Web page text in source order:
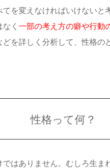
を変えなければいけないと
く 一部の考え方の癖や行動
を詳しく分析して、性格の
性格って何？
はありません。むしろ生ま